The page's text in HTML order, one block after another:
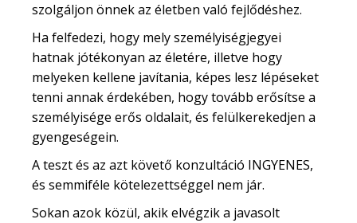
szolgáljon önnek az életben való fejlődéshez.
Ha felfedezi, hogy mely személyiségjegyei
hatnak jótékonyan az életére, illetve hogy
melyeken kellene javítania, képes lesz lépéseket
tenni annak érdekében, hogy tovább erősítse a
személyisége erős oldalait, és felülkerekedjen a
gyengeségein.
A teszt és az azt követő konzultáció INGYENES,
és semmiféle kötelezettséggel nem jár.
Sokan azok közül, akik elvégzik a javasolt